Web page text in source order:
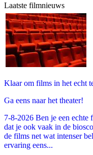
Laatste filmnieuws
Klaar om films in het echt
Ga eens naar het theater!
7-8-2026 Ben je een echte
dat je ook vaak in de
de films net wat intenser
ervaring eens...